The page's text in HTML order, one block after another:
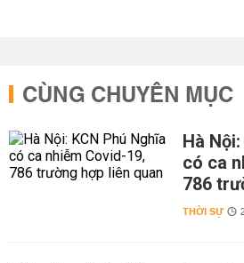
CÙNG CHUYÊN MỤC
Hà
có ca
786
THỜI SỰ